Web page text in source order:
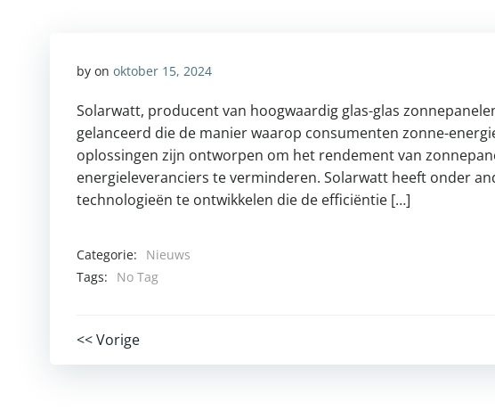
by on oktober 15, 2024
Solarwatt, producent van hoogwaardig glas-glas
gelanceerd die de manier waarop consumenten zonne-
oplossingen zijn ontworpen om het rendement van
energieleveranciers te verminderen. Solarwatt heeft onder
technologieën te ontwikkelen die de efficiëntie […]
Categorie:
Nieuws
Tags:
No Tag
Post
<< Vorige